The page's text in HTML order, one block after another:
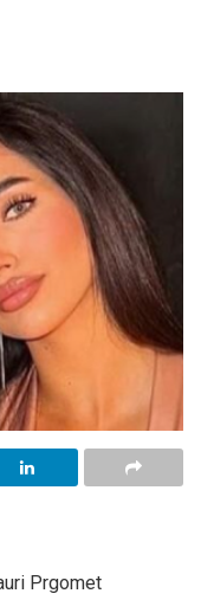
Prgomet